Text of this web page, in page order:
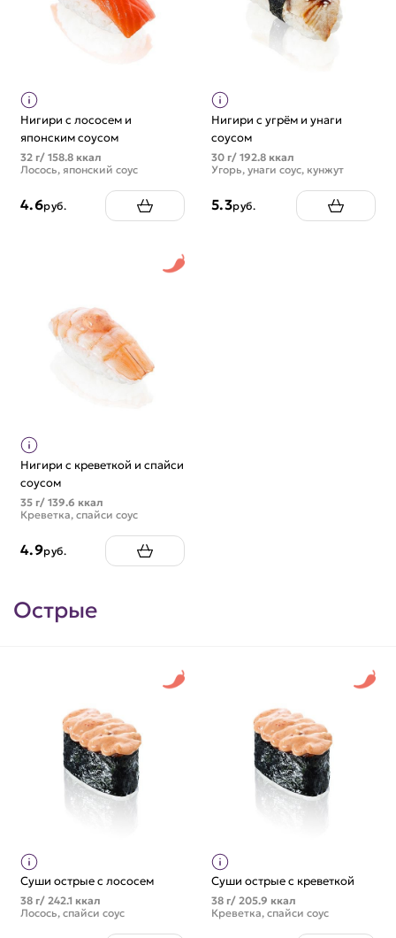
Нигири с лососем и
японским соусом
32 г/ 158.8 ккал
Лосось, японский соус
4.6руб.
Нигири с угрём и унаги
соусом
30 г/ 192.8 ккал
Угорь, унаги соус, кунжут
5.3руб.
Нигири с креветкой и спайси
соусом
35 г/ 139.6 ккал
Креветка, спайси соус
4.9руб.
Острые
Суши острые с лососем
38 г/ 242.1 ккал
Лосось, спайси соус
Суши острые с креветкой
38 г/ 205.9 ккал
Креветка, спайси соус